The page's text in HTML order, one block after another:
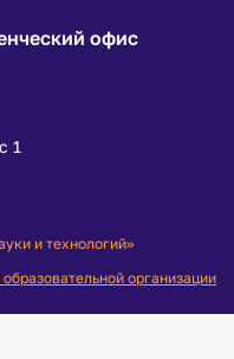
офис
1
и технологий»
организации